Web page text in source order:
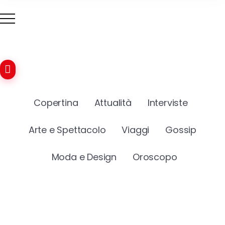
Copertina Attualità Interviste
Arte e Spettacolo Viaggi Gossip
Moda e Design Oroscopo